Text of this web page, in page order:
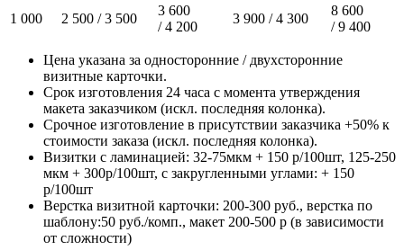
1 000 2 500 / 3 500
3 600
/ 4 200
3 900 / 4 300
8 600
/ 9 400
Цена указана за односторонние / двухсторонние
визитные карточки.
Срок изготовления 24 часа с момента утверждения
макета заказчиком (искл. последняя колонка).
Срочное изготовление в присутствии заказчика +50% к
стоимости заказа (искл. последняя колонка).
Визитки с ламинацией: 32-75мкм + 150 р/100шт, 125-250
мкм + 300р/100шт, с закругленными углами: + 150
р/100шт
Верстка визитной карточки: 200-300 руб., верстка по
шаблону:50 руб./комп., макет 200-500 р (в зависимости
от сложности)